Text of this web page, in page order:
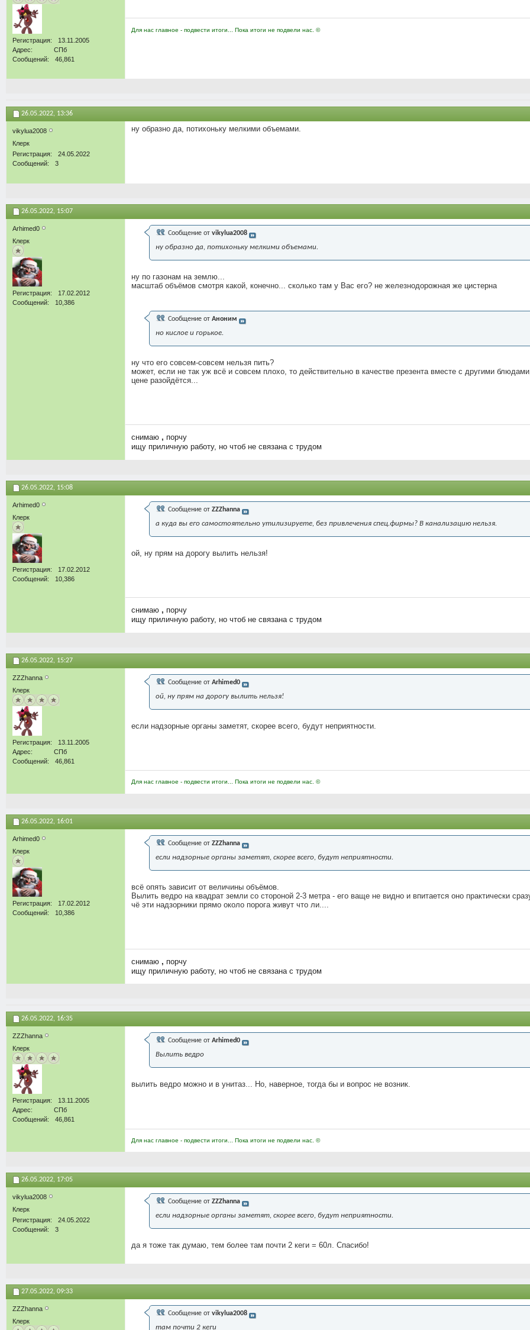
Регистрация
13.11.2005
Адрес
СПб
Сообщений
46,861
Для нас главное - подвести итоги... Пока итоги не подвели нас. ©
26.05.2022, 13:36
vikylua2008
Клерк
Регистрация
24.05.2022
Сообщений
3
ну образно да, потихоньку мелкими объемами.
26.05.2022, 15:07
Arhimed0
Клерк
Регистрация
17.02.2012
Сообщений
10,386
Сообщение от vikylua2008
ну образно да, потихоньку мелкими объемами.
ну по газонам на землю...
масштаб объёмов смотря какой, конечно... сколько там у Вас его? не железнодорожная же цистерна
Сообщение от Аноним
но кислое и горькое.
ну что его совсем-совсем нельзя пить?
может, если не так уж всё и совсем плохо, то действительно в качестве презента вместе с другими
цене разойдётся...
снимаю , порчу
ищу приличную работу, но чтоб не связана с трудом
26.05.2022, 15:08
Arhimed0
Клерк
Регистрация
17.02.2012
Сообщений
10,386
Сообщение от ZZZhanna
а куда вы его самостоятельно утилизируете, без привлечения спец.фирмы? В канализацию нельзя.
ой, ну прям на дорогу вылить нельзя!
снимаю , порчу
ищу приличную работу, но чтоб не связана с трудом
26.05.2022, 15:27
ZZZhanna
Клерк
Регистрация
13.11.2005
Адрес
СПб
Сообщений
46,861
Сообщение от Arhimed0
ой, ну прям на дорогу вылить нельзя!
если надзорные органы заметят, скорее всего, будут неприятности.
Для нас главное - подвести итоги... Пока итоги не подвели нас. ©
26.05.2022, 16:01
Arhimed0
Клерк
Регистрация
17.02.2012
Сообщений
10,386
Сообщение от ZZZhanna
если надзорные органы заметят, скорее всего, будут неприятности.
всё опять зависит от величины объёмов.
Вылить ведро на квадрат земли со стороной 2-3 метра - его ваще не видно и впитается оно практически
чё эти надзорники прямо около порога живут что ли....
снимаю , порчу
ищу приличную работу, но чтоб не связана с трудом
26.05.2022, 16:35
ZZZhanna
Клерк
Регистрация
13.11.2005
Адрес
СПб
Сообщений
46,861
Сообщение от Arhimed0
Вылить ведро
вылить ведро можно и в унитаз... Но, наверное, тогда бы и вопрос не возник.
Для нас главное - подвести итоги... Пока итоги не подвели нас. ©
26.05.2022, 17:05
vikylua2008
Клерк
Регистрация
24.05.2022
Сообщений
3
Сообщение от ZZZhanna
если надзорные органы заметят, скорее всего, будут неприятности.
да я тоже так думаю, тем более там почти 2 кеги = 60л. Спасибо!
27.05.2022, 09:33
ZZZhanna
Клерк
Сообщение от vikylua2008
там почти 2 кеги